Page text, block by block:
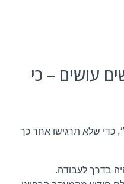
עושים – כי
כדי שלא תרגישו אחר כך
בדרך לעבודה.